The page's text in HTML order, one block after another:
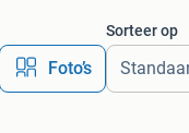
Foto’s
Sorteer op